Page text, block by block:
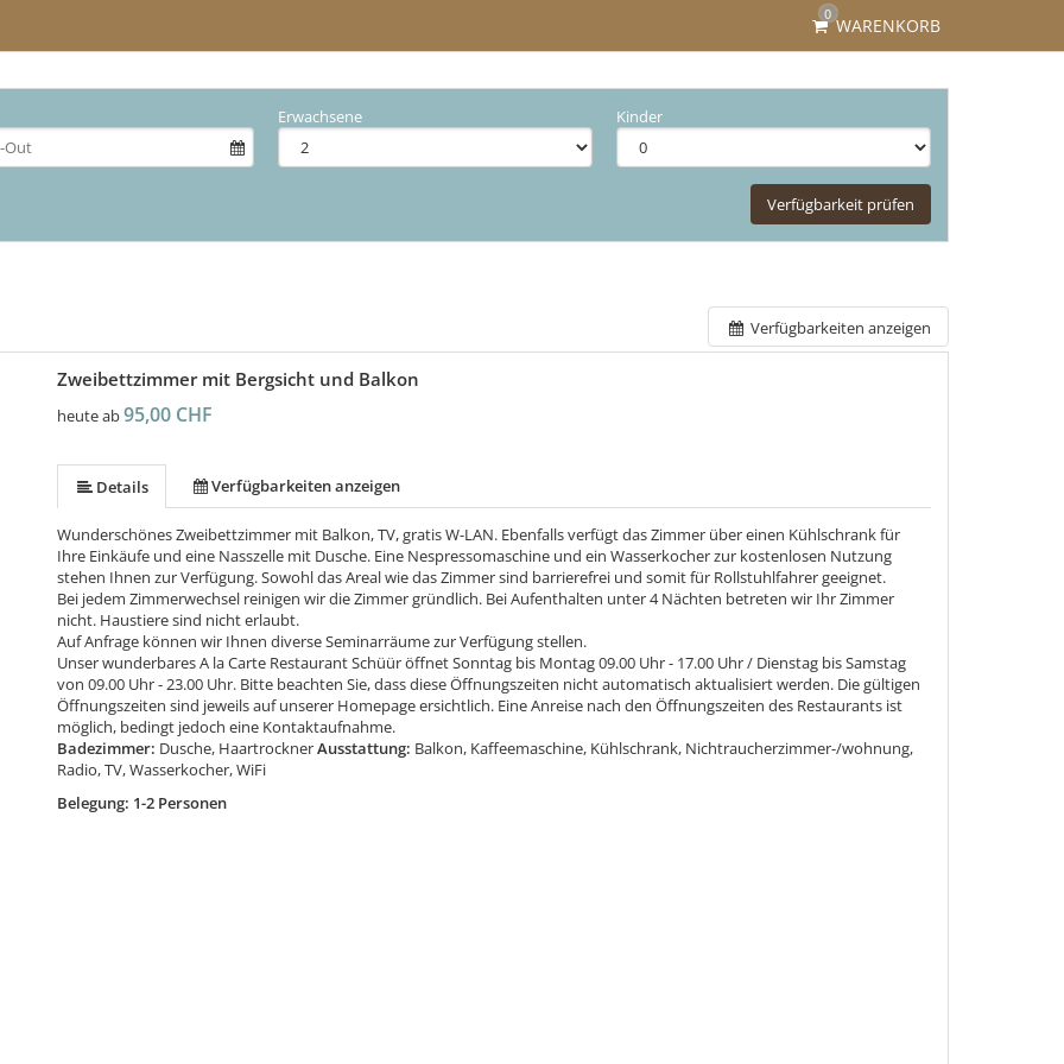
0
WARENKORB
Erwachsene Kinder
Verfügbarkeit prüfen
Verfügbarkeiten anzeigen
Zweibettzimmer mit Bergsicht und Balkon
heute ab95,00 CHF
Details Verfügbarkeiten anzeigen
Wunderschönes Zweibettzimmer mit Balkon, TV, gratis W-LAN. Ebenfalls verfügt das Zimmer über einen Kühlschrank für
Ihre Einkäufe und eine Nasszelle mit Dusche. Eine Nespressomaschine und ein Wasserkocher zur kostenlosen Nutzung
stehen Ihnen zur Verfügung. Sowohl das Areal wie das Zimmer sind barrierefrei und somit für Rollstuhlfahrer geeignet.
Bei jedem Zimmerwechsel reinigen wir die Zimmer gründlich. Bei Aufenthalten unter 4 Nächten betreten wir Ihr Zimmer
nicht. Haustiere sind nicht erlaubt.
Auf Anfrage können wir Ihnen diverse Seminarräume zur Verfügung stellen.
Unser wunderbares A la Carte Restaurant Schüür öffnet Sonntag bis Montag 09.00 Uhr - 17.00 Uhr / Dienstag bis Samstag
von 09.00 Uhr - 23.00 Uhr. Bitte beachten Sie, dass diese Öffnungszeiten nicht automatisch aktualisiert werden. Die gültigen
Öffnungszeiten sind jeweils auf unserer Homepage ersichtlich. Eine Anreise nach den Öffnungszeiten des Restaurants ist
möglich, bedingt jedoch eine Kontaktaufnahme.
Badezimmer: Dusche, HaartrocknerAusstattung: Balkon, Kaffeemaschine, Kühlschrank, Nichtraucherzimmer-/wohnung,
Radio, TV, Wasserkocher, WiFi
Belegung: 1-2 Personen